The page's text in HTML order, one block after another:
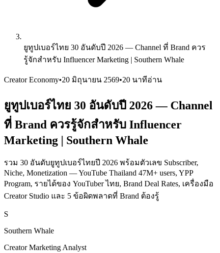
ยูทูปเบอร์ไทย 30 อันดับปี 2026 — Channel ที่ Brand ควร
รู้จักสำหรับ Influencer Marketing | Southern Whale
Creator Economy•20 มิถุนายน 2569•20 นาทีอ่าน
ยูทูปเบอร์ไทย 30 อันดับปี 2026 — Channel
ที่ Brand ควรรู้จักสำหรับ Influencer
Marketing | Southern Whale
รวม 30 อันดับยูทูปเบอร์ไทยปี 2026 พร้อมตัวเลข Subscriber,
Niche, Monetization — YouTube Thailand 47M+ users, YPP
Program, รายได้ของ YouTuber ไทย, Brand Deal Rates, เครื่องมือ
Creator Studio และ 5 ข้อผิดพลาดที่ Brand ต้องรู้
S
Southern Whale
Creator Marketing Analyst